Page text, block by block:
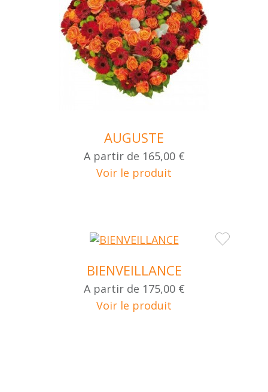
AUGUSTE
A partir de 165,00 €
Voir le produit
BIENVEILLANCE
A partir de 175,00 €
Voir le produit